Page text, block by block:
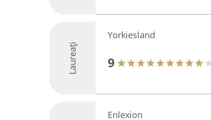
Laureați
Yorkiesland
9
Enlexion